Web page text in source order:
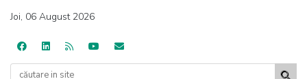
Joi, 06 August 2026